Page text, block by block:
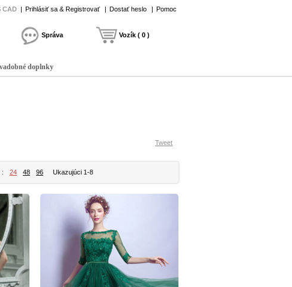
CAD | Prihlásiť sa & Registrovať | Dostať heslo | Pomoc
Správa Vozík ( 0 )
doplnky
Tweet
: 24 48 96 Ukazujúci 1-8